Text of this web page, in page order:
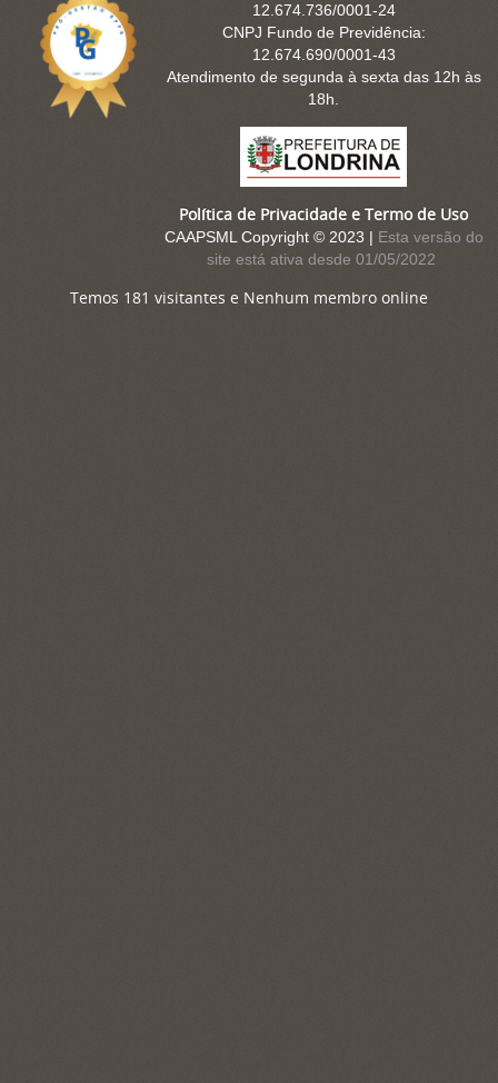
12.674.736/0001-24
CNPJ Fundo de Previdência:
12.674.690/0001-43
Atendimento de segunda à sexta das 12h às
18h.
Política de Privacidade e Termo de Uso
CAAPSML Copyright © 2023 | Esta versão do
site está ativa desde 01/05/2022
Temos 181 visitantes e Nenhum membro online